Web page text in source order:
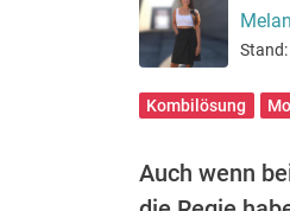
Kombilösung
Auch wenn